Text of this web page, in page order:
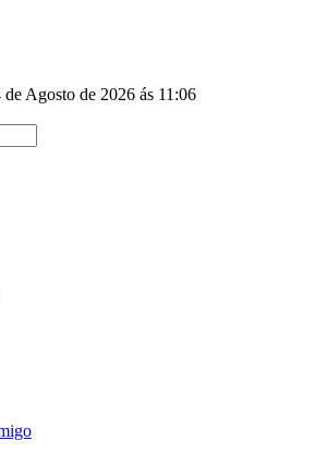
de Agosto de 2026 ás 11:06